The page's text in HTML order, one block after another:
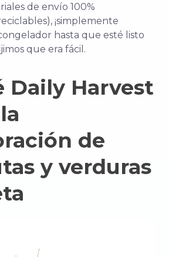
de envío 100%
), ¡simplemente
hasta que esté listo
que era fácil.
Daily Harvest
de
y verduras